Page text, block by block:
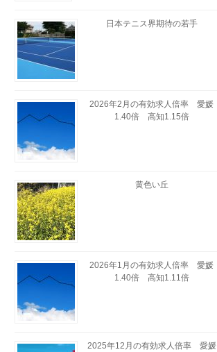
日本テニス界期待の若手
2026年2月の有効求人倍率 愛媛
1.40倍 高知1.15倍
黄色い丘
2026年1月の有効求人倍率 愛媛
1.40倍 高知1.11倍
2025年12月の有効求人倍率 愛媛